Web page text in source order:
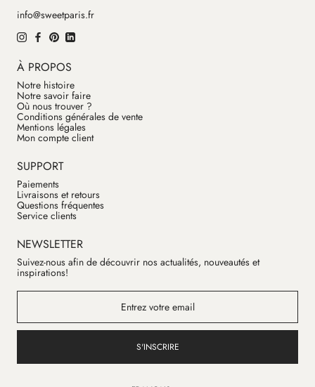
info@sweetparis.fr
À PROPOS
Notre histoire
Notre savoir faire
Où nous trouver ?
Conditions générales de vente
Mentions légales
Mon compte client
SUPPORT
Paiements
Livraisons et retours
Questions fréquentes
Service clients
NEWSLETTER
Suivez-nous afin de découvrir nos actualités, nouveautés et
inspirations!
S'INSCRIRE